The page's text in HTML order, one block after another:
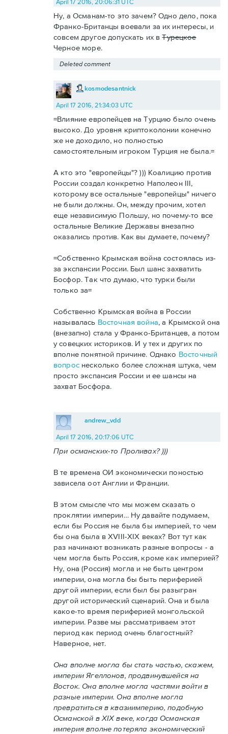
April 17 2016, 20:06:31 UTC
Ну, а Османам-то это зачем? Одно дело, пока
Франко-Британцы воевали за их интересы, и
совсем другое допускать их вТурецкое
Черное море.
Deleted comment
kosmodesantnick
April 17 2016, 21:34:03 UTC
=Влияние европейцев на Турцию было очень
высоко. До уровня криптоколонии конечно
же не доходило, но полностью
самостоятельным игроком Турция не была.=
А кто это "европейцы"? ))) Коалицию против
России создал конкретно Наполеон III,
которому все остальные "европейцы" ничего
не были должны. Он, между прочим, хотел
еще независимую Польшу, но почему-то все
остальные Великие Державы внезапно
оказались против. Как вы думаете, почему?
=Собственно Крымская война состоялась из-
за экспансии России. Был шанс захватить
Босфор. Так что думаю, что турки были
только за=
Собственно Крымская война в России
называлась Восточная война, а Крымской она
(внезапно) стала у Франко-Британцев, а потом
у совецких историков. И у тех и других по
вполне понятной причине. Однако Восточный
вопроснесколько более сложная штука, чем
просто экспансия России и ее шансы на
захват Босфора.
andrew_vdd
April 17 2016, 20:17:06 UTC
При османских-то Проливах? )))
В те времена ОИ экономически поностью
зависела оот Англии и Франции.
В этом смысле что мы можем сказать о
проклятии империи… Ну давайте подумаем,
если бы Россия не была бы империей, то чем
бы она была в XVIII-XIX веках? Вот тут как
раз начинают возникать разные вопросы - а
чем могла быть Россия, кроме как империей?
Ну, она (Россия) могла и не быть центром
империи, она могла бы быть периферией
другой империи, если был бы разыгран
другой исторический сценарий. Она и была
какое-то время периферией монгольской
империи. Разве мы рассматриваем этот
период как период очень благостный?
Наверное, нет.
Она вполне могла бы стать частью, скажем,
империи Ягеллонов, продвинувшейся на
Восток. Она вполне могла частями войти в
разные империи. Она вполне могла
превратиться в квазиимперию, подобную
Османской в XIX веке, когда Османская
империя вполне потеряла экономический